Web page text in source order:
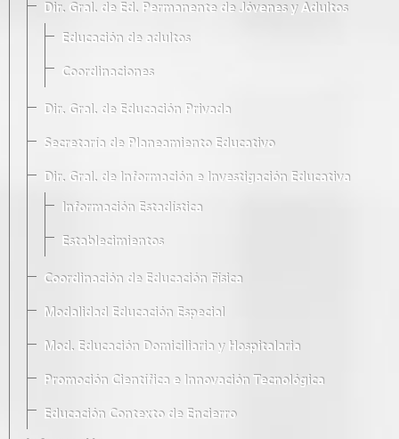
Dir. Gral. de Ed. Permanente de Jóvenes y Adultos
Educación de adultos
Coordinaciones
Dir. Gral. de Educación Privada
Secretaría de Planeamiento Educativo
Dir. Gral. de Información e Investigación Educativa
Información Estadística
Establecimientos
Coordinación de Educación Física
Modalidad Educación Especial
Mod. Educación Domiciliaria y Hospitalaria
Promoción Científica e Innovación Tecnológica
Educación Contexto de Encierro